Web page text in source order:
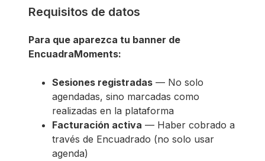
Requisitos de datos
Para que aparezca tu banner de
EncuadraMoments:
Sesiones registradas — No solo
agendadas, sino marcadas como
realizadas en la plataforma
Facturación activa — Haber cobrado a
través de Encuadrado (no solo usar
agenda)